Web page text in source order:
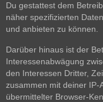
Du gestattest dem
näher spezifizierten
und anbieten zu können.
Darüber hinaus ist der
Interessenabwägung
den Interessen Dritter,
zusammen mit deiner
übermittelter Browser-